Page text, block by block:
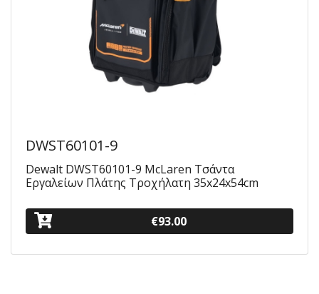
DWST60101-9
Dewalt DWST60101-9 McLaren Τσάντα
Εργαλείων Πλάτης Τροχήλατη 35x24x54cm
€93.00